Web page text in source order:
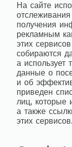
На сайте
получения
рекламным
этих
собираются
а использует
данные о
и об
приведен
лиц, которые
а также
этих сервисов.